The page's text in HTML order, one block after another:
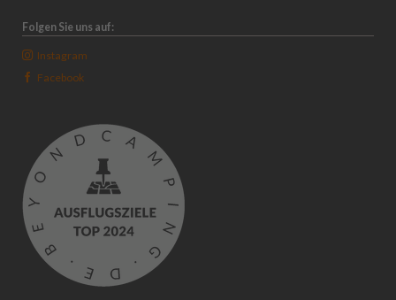
Folgen Sie uns auf:
Instagram
Facebook